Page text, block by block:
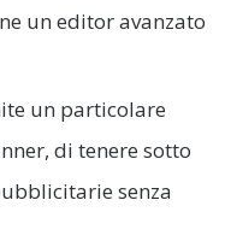
un editor avanzato
un particolare
di tenere sotto
senza